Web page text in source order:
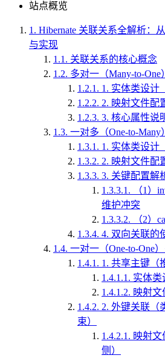
站点概览
1. Hibernate 关联关系全解析：
与实现
1.1. 关联关系的核心概念
1.2. 多对一（Many-to-One
1.2.1. 1. 实体类设计
1.2.2. 2. 映射文件配
1.2.3. 3. 核心属性说
1.3. 一对多（One-to-Many
1.3.1. 1. 实体类设计
1.3.2. 2. 映射文件配
1.3.3. 3. 关键配置解
1.3.3.1.
（1）
维护冲突
1.3.3.2.
（2）
1.3.4. 4. 双向关联的
1.4. 一对一（One-to-One
1.4.1. 1. 共享主键（
1.4.1.1. 实体类
1.4.1.2. 映射文
1.4.2. 2. 外键关联（
束）
1.4.2.1. 映射文
侧）